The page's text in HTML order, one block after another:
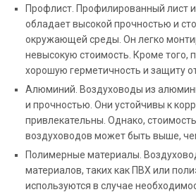
Профлист. Профилированный лист
обладает высокой прочностью и
окружающей среды. Он легко
невысокую стоимость. Кроме того,
хорошую герметичность и защиту
Алюминий. Воздуховоды из
и прочностью. Они устойчивы к
привлекательны. Однако,
воздуховодов может быть выше,
Полимерные материалы.
материалов, таких как ПВХ или
используются в случае